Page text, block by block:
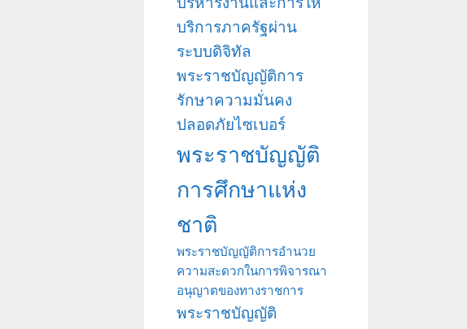
บริการภาครัฐผ่าน
ระบบดิจิทัล
พระราชบัญญัติการ
รักษาความมั่นคง
ปลอดภัยไซเบอร์
พระราชบัญญัติ
การศึกษาแห่ง
ชาติ
พระราชบัญญัติการอำนวย
ความสะดวกในการพิจารณา
อนุญาตของทางราชการ
พระราชบัญญัติ